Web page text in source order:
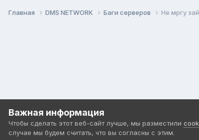
Главная DMS NETWORK Баги серверов Не мргу
Важная информация
Чтобы сделать этот веб-сайт лучше, мы разместили
случае мы будем считать, что вы согласны с этим.